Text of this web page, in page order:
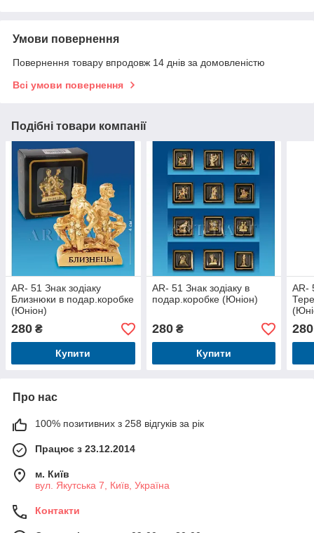
Умови повернення
Повернення товару впродовж 14 днів за домовленістю
Всі умови повернення
Подібні товари компанії
AR- 51 Знак зодіаку
Близнюки в подар.коробке
(Юніон)
280 ₴
Купити
AR- 51 Знак зодіаку в
подар.коробке (Юніон)
280₴
Купити
AR-
280
Про нас
100% позитивних з 258 відгуків за рік
Працює з 23.12.2014
м. Київ
вул. Якутська 7, Київ, Україна
Контакти